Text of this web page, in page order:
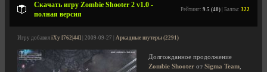
Скачать игру Zombie Shooter 2 v1.0 -
полная версия
Рейтинг: 9.5 (40) | Баллы: 322
Игру добавил iXy [762|44] | 2009-09-27 | Аркадные шутеры (2291)
Долгожданное продолжение
Zombie Shooter от Sigma Team